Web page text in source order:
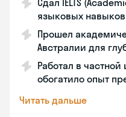
Сдал IELTS
языковых навыков
Прошел
Австралии для
Работал в частной
обогатило опыт
Читать дальше